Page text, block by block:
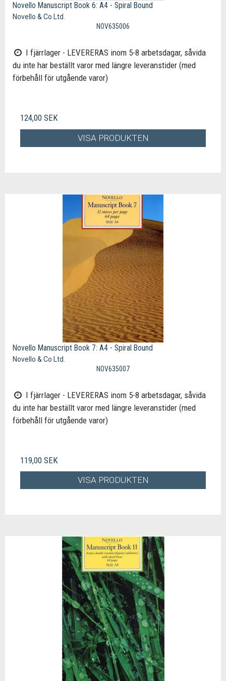
Novello Manuscript Book 6: A4 - Spiral Bound
Novello & Co Ltd.
NOV635006
I fjärrlager - LEVERERAS inom 5-8 arbetsdagar, såvida
du inte har beställt varor med längre leveranstider (med
förbehåll för utgående varor)
124,00 SEK
VISA PRODUKTEN
Novello Manuscript Book 7: A4 - Spiral Bound
Novello & Co Ltd.
NOV635007
I fjärrlager - LEVERERAS inom 5-8 arbetsdagar, såvida
du inte har beställt varor med längre leveranstider (med
förbehåll för utgående varor)
119,00 SEK
VISA PRODUKTEN